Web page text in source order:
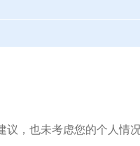
议，也未考虑您的个人情